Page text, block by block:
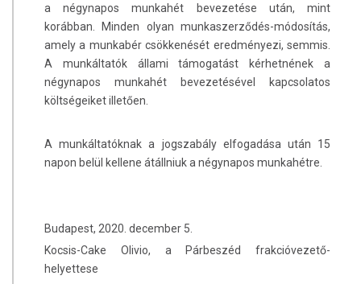
a négynapos munkahét bevezetése után, mint
korábban. Minden olyan munkaszerződés-módosítás,
amely a munkabér csökkenését eredményezi, semmis.
A munkáltatók állami támogatást kérhetnének a
négynapos munkahét bevezetésével kapcsolatos
költségeiket illetően.
A munkáltatóknak a jogszabály elfogadása után 15
napon belül kellene átállniuk a négynapos munkahétre.
Budapest, 2020. december 5.
Kocsis-Cake Olivio, a Párbeszéd frakcióvezető-
helyettese